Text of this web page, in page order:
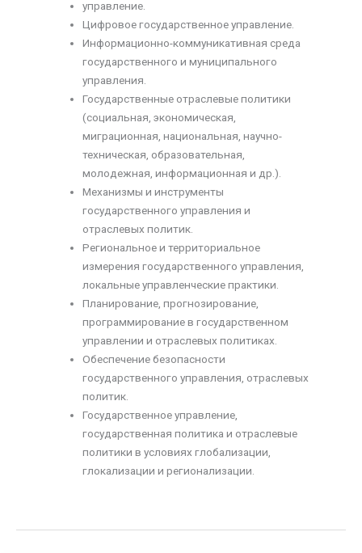
управление.
Цифровое государственное управление.
Информационно-коммуникативная среда
государственного и муниципального
управления.
Государственные отраслевые политики
(социальная, экономическая,
миграционная, национальная, научно-
техническая, образовательная,
молодежная, информационная и др.).
Механизмы и инструменты
государственного управления и
отраслевых политик.
Региональное и территориальное
измерения государственного управления,
локальные управленческие практики.
Планирование, прогнозирование,
программирование в государственном
управлении и отраслевых политиках.
Обеспечение безопасности
государственного управления, отраслевых
политик.
Государственное управление,
государственная политика и отраслевые
политики в условиях глобализации,
глокализации и регионализации.